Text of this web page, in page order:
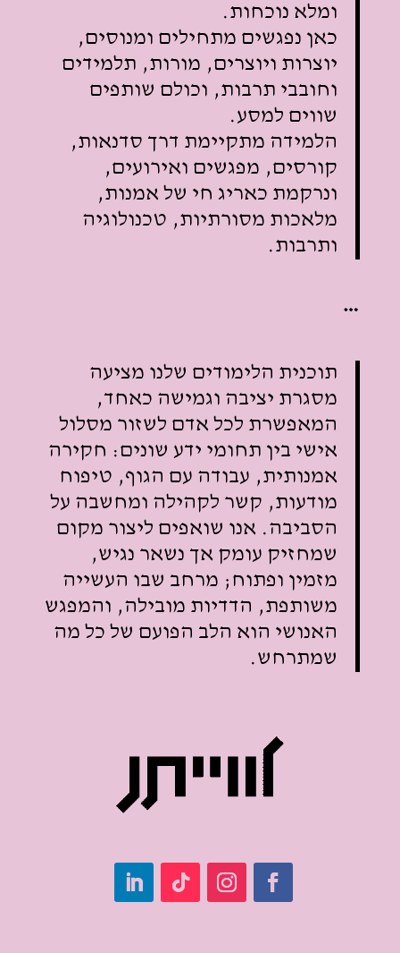
ומלא נוכחות.
כאן נפגשים מתחילים ומנוסים,
יוצרות ויוצרים, מורות, תלמידים
וחובבי תרבות, וכולם שותפים
שווים למסע.
הלמידה מתקיימת דרך סדנאות,
קורסים, מפגשים ואירועים,
ונרקמת כאריג חי של אמנות,
מלאכות מסורתיות, טכנולוגיה
ותרבות.
…
תוכנית הלימודים שלנו מציעה
מסגרת יציבה וגמישה כאחד,
המאפשרת לכל אדם לשזור מסלול
אישי בין תחומי ידע שונים: חקירה
אמנותית, עבודה עם הגוף, טיפוח
מודעות, קשר לקהילה ומחשבה על
הסביבה. אנו שואפים ליצור מקום
שמחזיק עומק אך נשאר נגיש,
מזמין ופתוח; מרחב שבו העשייה
משותפת, הדדיות מובילה, והמפגש
האנושי הוא הלב הפועם של כל מה
שמתרחש.